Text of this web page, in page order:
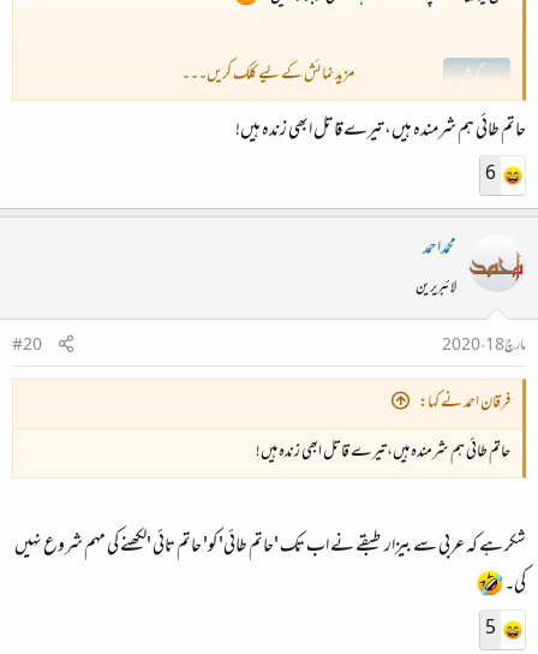
سرگوشی مزید نمائش کے لیے کلک کریں۔۔۔
حاتم طائی ہم شرمندہ ہیں، تیرے قاتل ابھی زندہ ہیں!
6
محمداحمد
لائبریرین
مارچ 18، 2020
#20
فرقان احمد نے کہا:
حاتم طائی ہم شرمندہ ہیں، تیرے قاتل ابھی زندہ ہیں!
شکر ہے کہ عربی سے بیزار طبقے نے اب تک 'حاتم طائی' کو' حاتم تائی 'لکھنے کی مہم شروع نہیں
کی۔
5